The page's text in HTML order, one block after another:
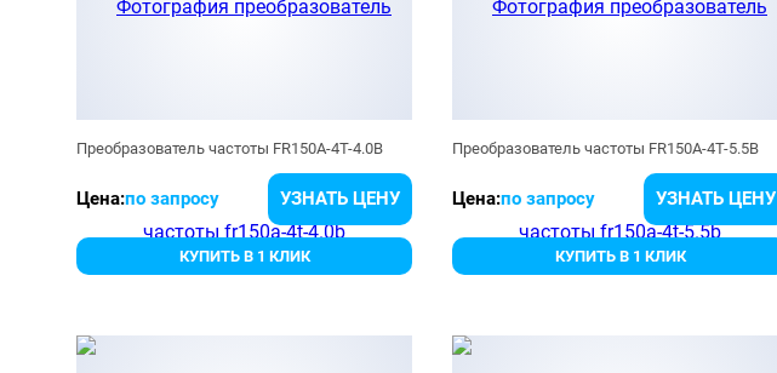
Преобразователь частоты FR150A-4T-4.0B
Цена:по запросу УЗНАТЬ ЦЕНУ
КУПИТЬ В 1 КЛИК
Преобразователь частоты FR150A-4T-5.5B
Цена:по запросу УЗНАТЬ ЦЕНУ
КУПИТЬ В 1 КЛИК